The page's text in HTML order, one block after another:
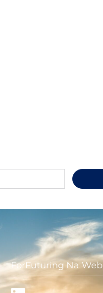
ForFuturing Na Web